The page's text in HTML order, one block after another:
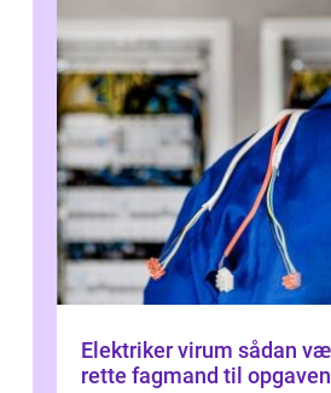
Elektriker virum sådan vælger du den
rette fagmand til opgaven